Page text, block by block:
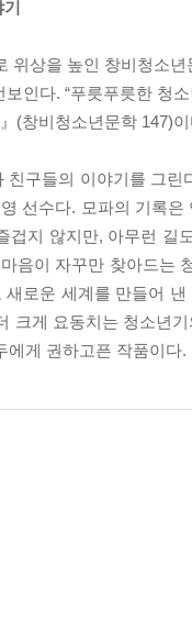
위상을 높인 창비청소
인다. “푸릇푸릇한 청
(창비청소년문학 147)이
친구들의 이야기를 그
선수다. 모파의 기록
겁지 않지만, 아무런 길
음이 자꾸만 찾아드는
로운 세계를 만들어
크게 요동치는 청소년
에게 권하고픈 작품이다.